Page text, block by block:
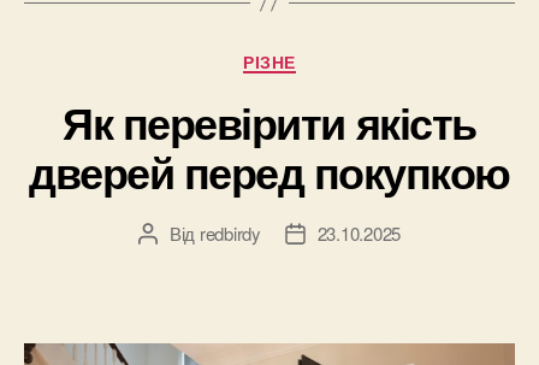
Категорії
РІЗНЕ
Як перевірити якість
дверей перед покупкою
Автор
Від redbirdy
Дата23.10.2025